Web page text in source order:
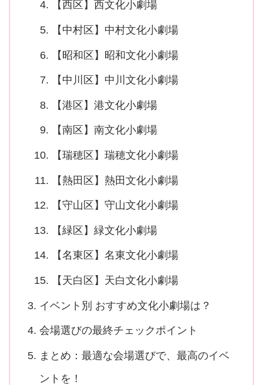
【西区】西文化小劇場
【中村区】中村文化小劇場
【昭和区】昭和文化小劇場
【中川区】中川文化小劇場
【港区】港文化小劇場
【南区】南文化小劇場
【瑞穂区】瑞穂文化小劇場
【熱田区】熱田文化小劇場
【守山区】守山文化小劇場
【緑区】緑文化小劇場
【名東区】名東文化小劇場
【天白区】天白文化小劇場
イベント別 おすすめ文化小劇場は？
会場選びの最終チェックポイント
まとめ：最適な会場選びで、最高のイベ
ントを！